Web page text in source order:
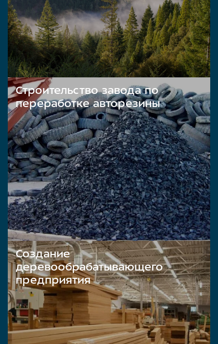
Строительство завода по
переработке авторезины
Создание
деревообрабатывающего
предприятия